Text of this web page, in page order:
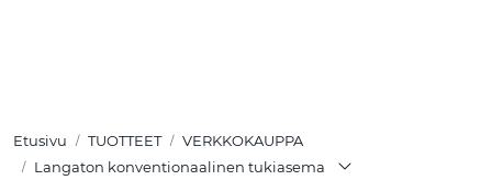
Etusivu TUOTTEET
VERKKOKAUPPA
Langaton konventionaalinen tukiasema
RATKAISUT